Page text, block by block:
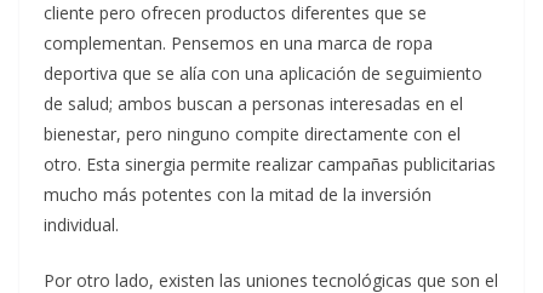
cliente pero ofrecen productos diferentes que se
complementan. Pensemos en una marca de ropa
deportiva que se alía con una aplicación de seguimiento
de salud; ambos buscan a personas interesadas en el
bienestar, pero ninguno compite directamente con el
otro. Esta sinergia permite realizar campañas publicitarias
mucho más potentes con la mitad de la inversión
individual.
Por otro lado, existen las uniones tecnológicas que son el